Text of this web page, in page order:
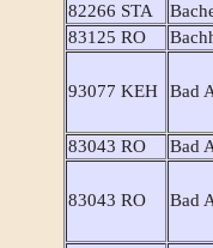
82266 STA
83125 RO
93077 KEH Bad
83043 RO Bad
83043 RO Bad